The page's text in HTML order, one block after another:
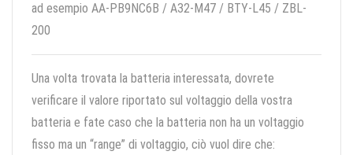
ad esempio AA-PB9NC6B / A32-M47 / BTY-L45 / ZBL-
200
Una volta trovata la batteria interessata, dovrete
verificare il valore riportato sul voltaggio della vostra
batteria e fate caso che la batteria non ha un voltaggio
fisso ma un “range” di voltaggio, ciò vuol dire che: